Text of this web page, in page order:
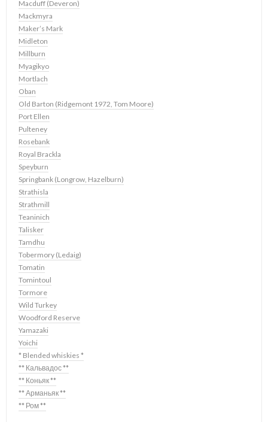
Macduff (Deveron)
Mackmyra
Maker’s Mark
Midleton
Millburn
Myagikyo
Mortlach
Oban
Old Barton (Ridgemont 1972, Tom Moore)
Port Ellen
Pulteney
Rosebank
Royal Brackla
Speyburn
Springbank (Longrow, Hazelburn)
Strathisla
Strathmill
Teaninich
Talisker
Tamdhu
Tobermory (Ledaig)
Tomatin
Tomintoul
Tormore
Wild Turkey
Woodford Reserve
Yamazaki
Yoichi
* Blended whiskies *
** Кальвадос **
** Коньяк **
** Арманьяк **
** Ром **